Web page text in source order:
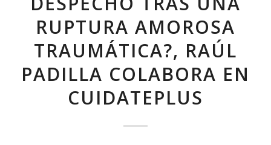
RUPTURA AMOROSA
TRAUMÁTICA?, RAÚL
PADILLA COLABORA EN
CUIDATEPLUS